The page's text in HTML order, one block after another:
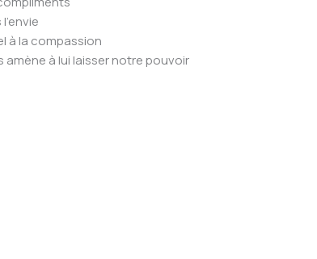
à la compassion
à lui laisser notre pouvoir